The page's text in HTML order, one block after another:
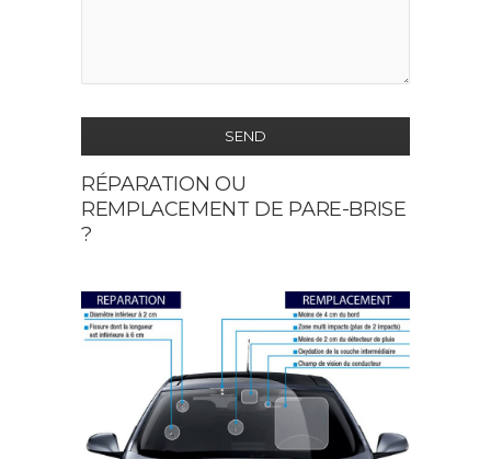
SEND
This
field
should
left
blank
RÉPARATION OU
REMPLACEMENT DE PARE-BRISE
?